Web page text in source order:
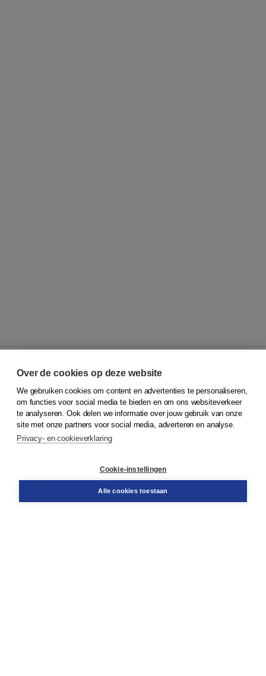
© 2026Koninklijke Boom uitgevers
Klantenservice
Service & informatie
Contact
Over de cookies op deze website
We gebruiken cookies om content en advertenties te personaliseren,
om functies voor social media te bieden en om ons websiteverkeer
te analyseren. Ook delen we informatie over jouw gebruik van onze
site met onze partners voor social media, adverteren en analyse.
Privacy- en cookieverklaring
Cookie-instellingen
Alle cookies toestaan